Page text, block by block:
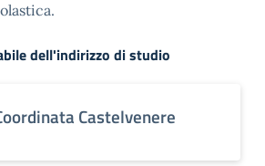
dell'indirizzo di studio
Castelvenere